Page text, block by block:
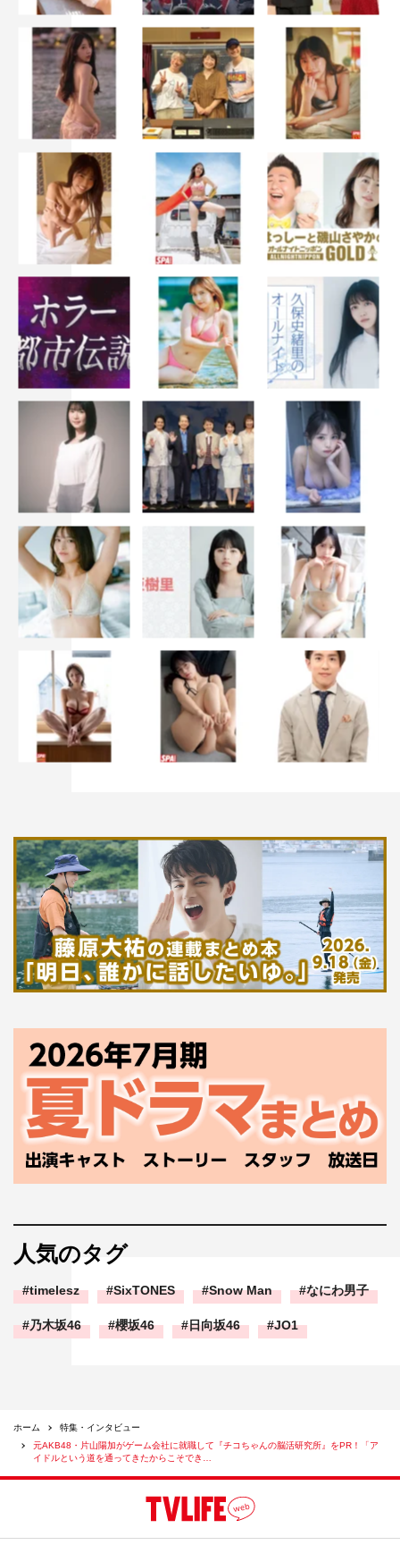
分かりやすく丁寧に説明をしてくださる片山さん。入社半年でこの宣伝
力はすごい！
◆思っていた以上に面白そうです！
片山：実際にプレイしてみますか？
◆えっ、いいんですか！？
：はい！ じゃあまずは、「脳活テスト」で、いまの
脳年齢を測ってみましょうか。
◆いやー、こういうゲームには自信ありますよ！
片山
：そうなんですね！ 「脳活テスト」では「注意力」
「分析力」「ひらめき力」それぞれのジャンルの脳活ゲー
ムをプレイして脳年齢を測定します。プレイ時間は人にも
よりますが、大体10分～15分くらいですね。
暗闇のなか正しいルートを見つけてキョエちゃんのもとにたどり着く脳
活ゲーム。「えっ、すごく上手ですね！」と片山さんからおだてられて
ご満悦のM.TOKU
カードを記憶して正解を当てる脳活ゲーム。苦戦しているM.TOKUに
◆ふー、手ごたえ十分。さて、結果は……。
人気のタグ
timelesz SixTONES Snow Man なにわ男子
乃木坂46 櫻坂46 日向坂46 JO1
ホーム
特集・インタビュー
元AKB48・片山陽加がゲーム会社に就職して『チコちゃんの脳活研究所』をPR！「ア
イドルという道を通ってきたからこそでき…